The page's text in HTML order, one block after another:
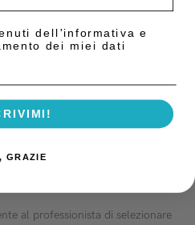
varietà di trattamenti, dalla
dalla desensibilizzazione
dentistico, semplificando
al professionista di selezionare
dell'informativa e
dei miei dati
GRAZIE